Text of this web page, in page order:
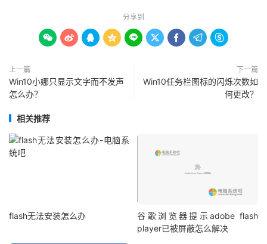
分享到
        
上一篇
Win10小娜只显示文字而不发声
怎么办？
下一篇
Win10任务栏图标的闪烁次数如
何更改？
相关推荐
flash无法安装怎么办
谷歌浏览器提示adobe flash
player已被屏蔽怎么解决